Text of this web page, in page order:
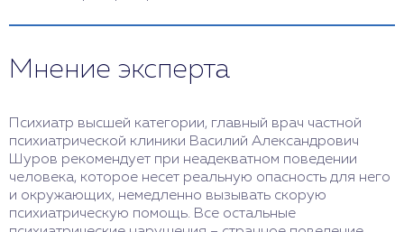
Мнение эксперта
Психиатр высшей категории, главный врач частной
психиатрической клиники Василий Александрович
Шуров рекомендует при неадекватном поведении
человека, которое несет реальную опасность для него
и окружающих, немедленно вызывать скорую
психиатрическую помощь. Все остальные